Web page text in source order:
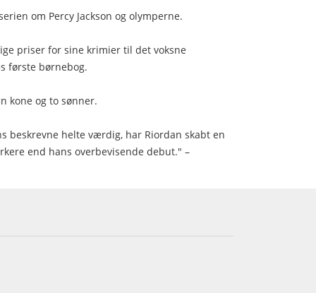
om Percy Jackson og olymperne.
priser for sine krimier til det voksne
første børnebog.
kone og to sønner.
beskrevne helte værdig, har Riordan skabt en
end hans overbevisende debut." –